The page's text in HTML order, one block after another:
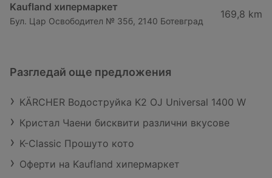
Kaufland хипермаркет
Бул. Цар Освободител № 35б, 2140 Ботевград
169,8 km
Разгледай още предложения
KÄRCHER Водоструйка K2 OJ Universal 1400 W
Кристал Чаени бисквити различни вкусове
K-Classic Прошуто кото
Оферти на Kaufland хипермаркет